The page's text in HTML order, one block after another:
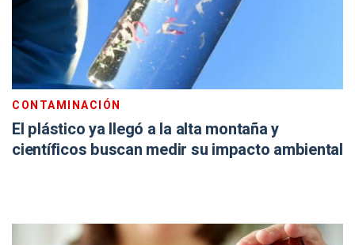
CONTAMINACIÓN
El plástico ya llegó a la alta montaña y
científicos buscan medir su impacto ambiental